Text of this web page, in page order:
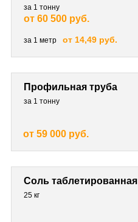
за 1 тонну
от 60 500 руб.
за 1 метр от 14,49 руб.
Профильная труба
за 1 тонну
от 59 000 руб.
Соль таблетированная
25 кг